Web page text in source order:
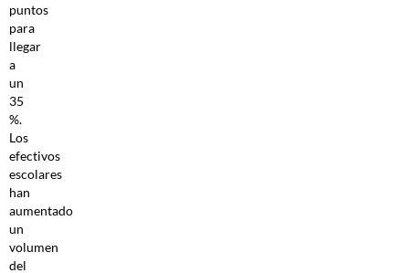
puntos
para
llegar
a
un
35
%.
Los
efectivos
escolares
han
aumentado
un
volumen
del